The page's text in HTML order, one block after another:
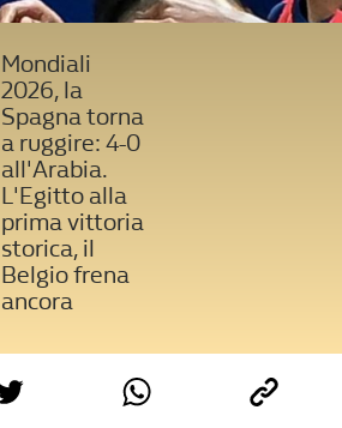
Mondiali
2026, la
Spagna torna
a ruggire: 4-0
all'Arabia.
L'Egitto alla
prima vittoria
storica, il
Belgio frena
ancora